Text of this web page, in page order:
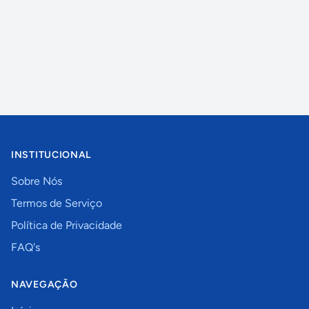
INSTITUCIONAL
Sobre Nós
Termos de Serviço
Política de Privacidade
FAQ's
NAVEGAÇÃO